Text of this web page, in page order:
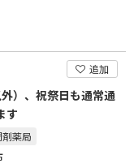
追加
）、祝祭日も通常通
す
剤薬局